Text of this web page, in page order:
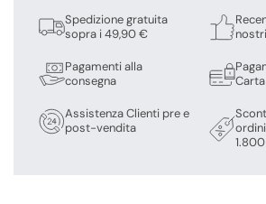
Spedizione gratuita
sopra i 49,90 €
Pagamenti alla
consegna
Assistenza Clienti pre e
post-vendita
1.800